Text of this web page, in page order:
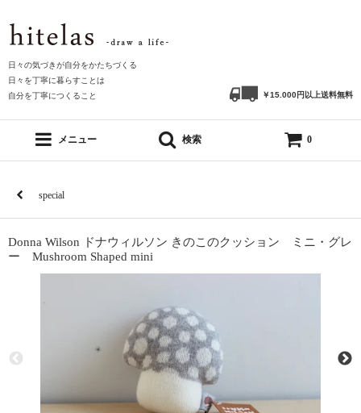
日々の気づきが自分をかたちづくる
日々を丁寧に暮らすことは
自分を丁寧につくること
￥15.000円以上送料無料
メニュー 検索 0
special
Donna Wilson ドナウィルソン きのこのクッション ミニ・グレ
ー Mushroom Shaped mini